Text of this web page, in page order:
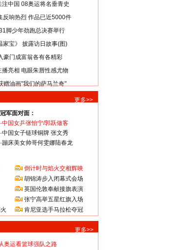
中国 08奥运将名垂青史
反响热烈 作品已近5000件
脚少年劲跑总决赛举行
家宝》 披露访日故事(图)
豪门成富翁各有各精彩
亮相 电眼朱唇性感尤物
赠油画"我们的萨马兰奇"
更多>>
冠军面对面：
·中国女乒张怡宁/郭跃做客
·中国女子链球铜牌 张文秀
·蹦床美女帅哥何雯娜陆春龙
倒计时与焰火交相辉映
胡锦涛步入闭幕式会场
英国伦敦奉献接旗表演
张宁高举五星红旗入场
肯尼亚选手马拉松夺冠
更多>>
奥运看篮球强队之路